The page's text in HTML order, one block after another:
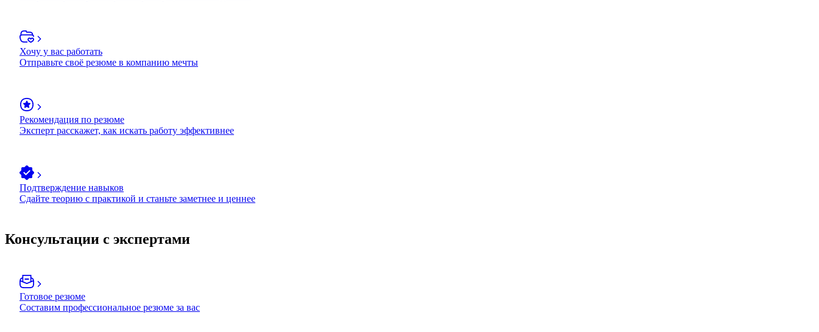
Хочу у вас работать
Отправьте своё резюме в компанию мечты
Рекомендация по резюме
Эксперт расскажет, как искать работу эффективнее
Подтверждение навыков
Сдайте теорию с практикой и станьте заметнее и ценнее
Консультации с экспертами
Готовое резюме
Составим профессиональное резюме за вас